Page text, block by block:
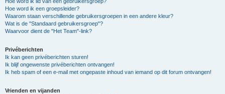
Hoe word ik een groepsleider?
Waarom staan verschillende gebruikersgroepen in een andere kleur?
Wat is de "Standaard gebruikersgroep"?
Waarvoor dient de "Het Team"-link?
Privéberichten
Ik kan geen privéberichten sturen!
Ik blijf ongewenste privéberichten ontvangen!
Ik heb spam of een e-mail met ongepaste inhoud van iemand op dit forum ontvangen!
Vrienden en vijanden